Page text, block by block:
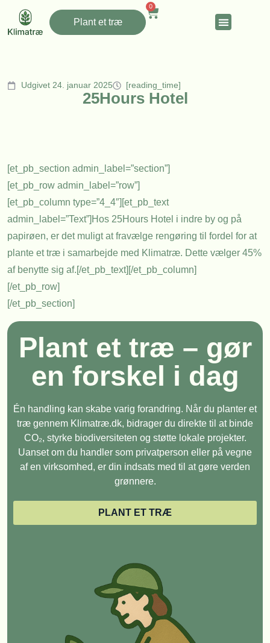
Plant et træ
0
Udgivet 24. januar 2025 [reading_time]
25Hours Hotel
[et_pb_section admin_label=”section”]
[et_pb_row admin_label=”row”]
[et_pb_column type=”4_4″][et_pb_text
admin_label=”Text”]Hos 25Hours Hotel i indre by og på
papirøen, er det muligt at fravælge rengøring til fordel for at
plante et træ i samarbejde med Klimatræ. Dette vælger 45%
af benytte sig af.[/et_pb_text][/et_pb_column]
[/et_pb_row]
[/et_pb_section]
Plant et træ – gør
en forskel i dag
Én handling kan skabe varig forandring. Når du planter et
træ gennem Klimatræ.dk, bidrager du direkte til at binde
CO₂, styrke biodiversiteten og støtte lokale projekter.
Uanset om du handler som privatperson eller på vegne
af en virksomhed, er din indsats med til at gøre verden
grønnere.
PLANT ET TRÆ